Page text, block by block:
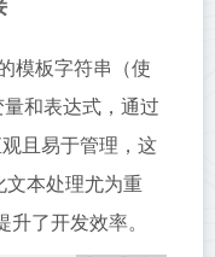
模板字符串（使
和表达式，通过
且易于管理，这
文本处理尤为重
了开发效率。